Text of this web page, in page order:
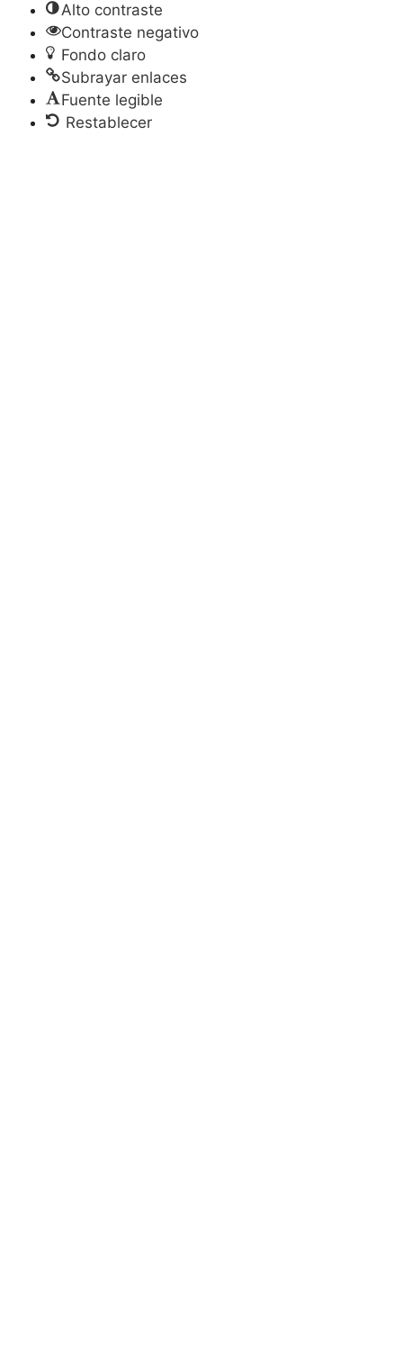
Alto contraste
Contraste negativo
Fondo claro
Subrayar enlaces
Fuente legible
Restablecer